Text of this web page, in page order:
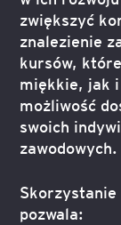
zwiększyć
znalezienie
kursów,
miękkie, jak
możliwość
swoich
zawodowych.
pozwala: